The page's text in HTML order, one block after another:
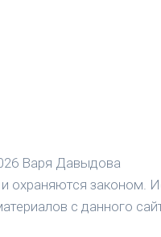
Варя Давыдова
охраняются законом.
с данного